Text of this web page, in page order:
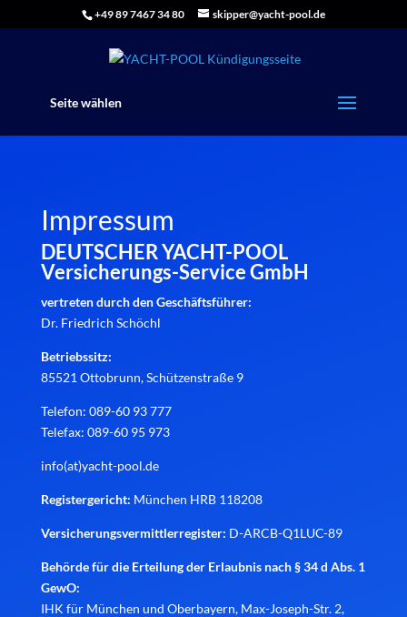
+49 89 7467 34 80 skipper@yacht-pool.de
Seite wählen
Impressum
DEUTSCHER YACHT-POOL
Versicherungs-Service GmbH
vertreten durch den Geschäftsführer:
Dr. Friedrich Schöchl
Betriebssitz:
85521 Ottobrunn, Schützenstraße 9
Telefon: 089-60 93 777
Telefax: 089-60 95 973
info(at)yacht-pool.de
Registergericht: München HRB 118208
Versicherungsvermittlerregister: D-ARCB-Q1LUC-89
Behörde für die Erteilung der Erlaubnis nach § 34 d Abs. 1
GewO:
IHK für München und Oberbayern, Max-Joseph-Str. 2,